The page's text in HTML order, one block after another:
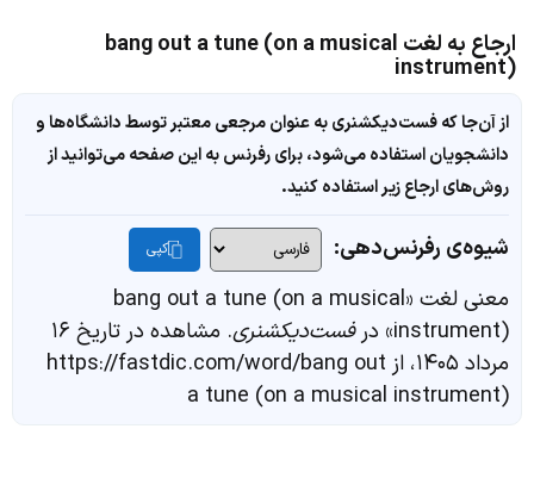
ارجاع به لغت bang out a tune (on a musical
instrument)
از آن‌جا که فست‌دیکشنری به عنوان مرجعی معتبر توسط دانشگاه‌ها و
دانشجویان استفاده می‌شود، برای رفرنس به این صفحه می‌توانید از
روش‌های ارجاع زیر استفاده کنید.
شیوه‌ی رفرنس‌دهی: کپی
معنی لغت «bang out a tune (on a musical
instrument)» در
فست‌دیکشنری
. مشاهده در تاریخ ۱۶
مرداد ۱۴۰۵، از https://fastdic.com/word/bang out
a tune (on a musical instrument)